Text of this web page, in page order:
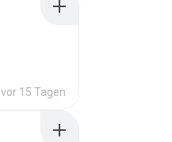
vor 15 Tagen